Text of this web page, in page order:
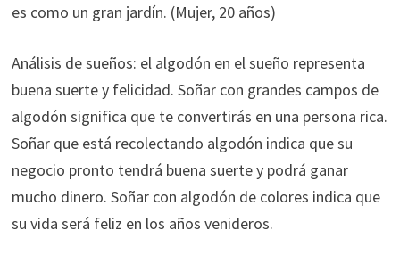
es como un gran jardín. (Mujer, 20 años)
Análisis de sueños: el algodón en el sueño representa
buena suerte y felicidad. Soñar con grandes campos de
algodón significa que te convertirás en una persona rica.
Soñar que está recolectando algodón indica que su
negocio pronto tendrá buena suerte y podrá ganar
mucho dinero. Soñar con algodón de colores indica que
su vida será feliz en los años venideros.